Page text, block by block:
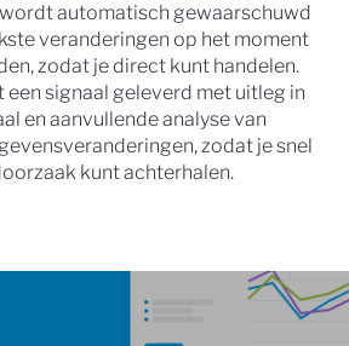
wordt automatisch gewaarschuwd
veranderingen op het moment
zodat je direct kunt handelen.
signaal geleverd met uitleg in
en aanvullende analyse van
zodat je snel
kunt achterhalen.